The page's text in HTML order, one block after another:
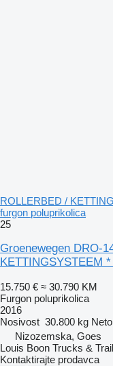
ROLLERBED /
furgon poluprikolica
25
Groenewegen DRO-
KETTINGSYSTEEM
15.750 € ≈ 30.790 KM
Furgon poluprikolica
2016
Nosivost 30.800 kg
Nizozemska, Goes
Louis Boon Trucks &
Kontaktirajte prodavca